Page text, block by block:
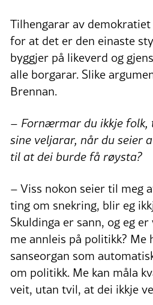
Tilhengarar av
for at det er den einaste
byggjer på likeverd og
alle borgarar. Slike
Brennan.
– Fornærmar du ikkje folk,
sine veljarar, når du seier
til at dei burde få røysta?
– Viss nokon seier til meg
ting om snekring, blir eg
Skuldinga er sann, og eg
me annleis på politikk? Me
sanseorgan som
om politikk. Me kan måla
veit, utan tvil, at dei ikkje